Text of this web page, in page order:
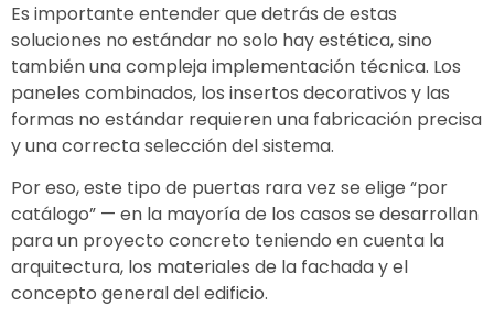
Es importante entender que detrás de estas
soluciones no estándar no solo hay estética, sino
también una compleja implementación técnica. Los
paneles combinados, los insertos decorativos y las
formas no estándar requieren una fabricación precisa
y una correcta selección del sistema.
Por eso, este tipo de puertas rara vez se elige “por
catálogo” — en la mayoría de los casos se desarrollan
para un proyecto concreto teniendo en cuenta la
arquitectura, los materiales de la fachada y el
concepto general del edificio.